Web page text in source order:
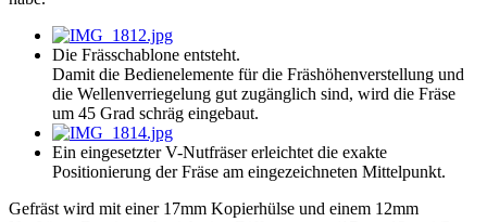
Die Frässchablone entsteht.
Damit die Bedienelemente für die Fräshöhenverstellung und
die Wellenverriegelung gut zugänglich sind, wird die Fräse
um 45 Grad schräg eingebaut.
Ein eingesetzter V-Nutfräser erleichtet die exakte
Positionierung der Fräse am eingezeichneten Mittelpunkt.
Gefräst wird mit einer 17mm Kopierhülse und einem 12mm